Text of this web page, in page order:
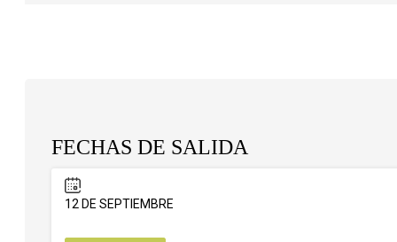
FECHAS DE SALIDA
12 DE SEPTIEMBRE